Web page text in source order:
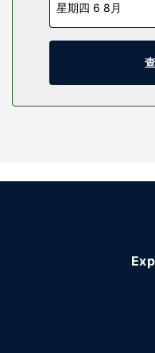
求提供提供客房服务。
您可充分利用季节性开放
星期四 6 8月